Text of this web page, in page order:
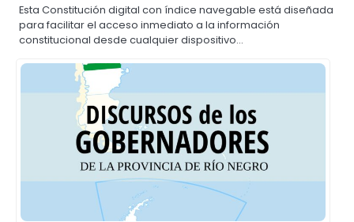
Esta Constitución digital con índice navegable está diseñada
para facilitar el acceso inmediato a la información
constitucional desde cualquier dispositivo…